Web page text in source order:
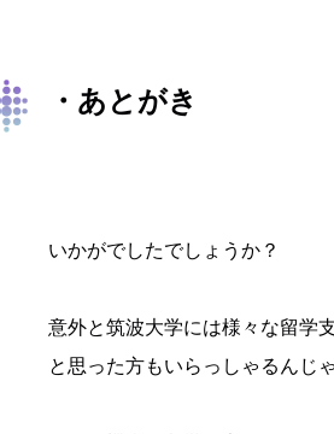
・あとがき
いかがでしたでしょうか？
意外と筑波大学には様々な留学
と思った方もいらっしゃるんじ